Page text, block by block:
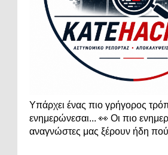
Υπάρχει ένας πιο γρήγορος
ενημερώνεσαι... 👀 Οι πιο
αναγνώστες μας ξέρουν ήδη πού